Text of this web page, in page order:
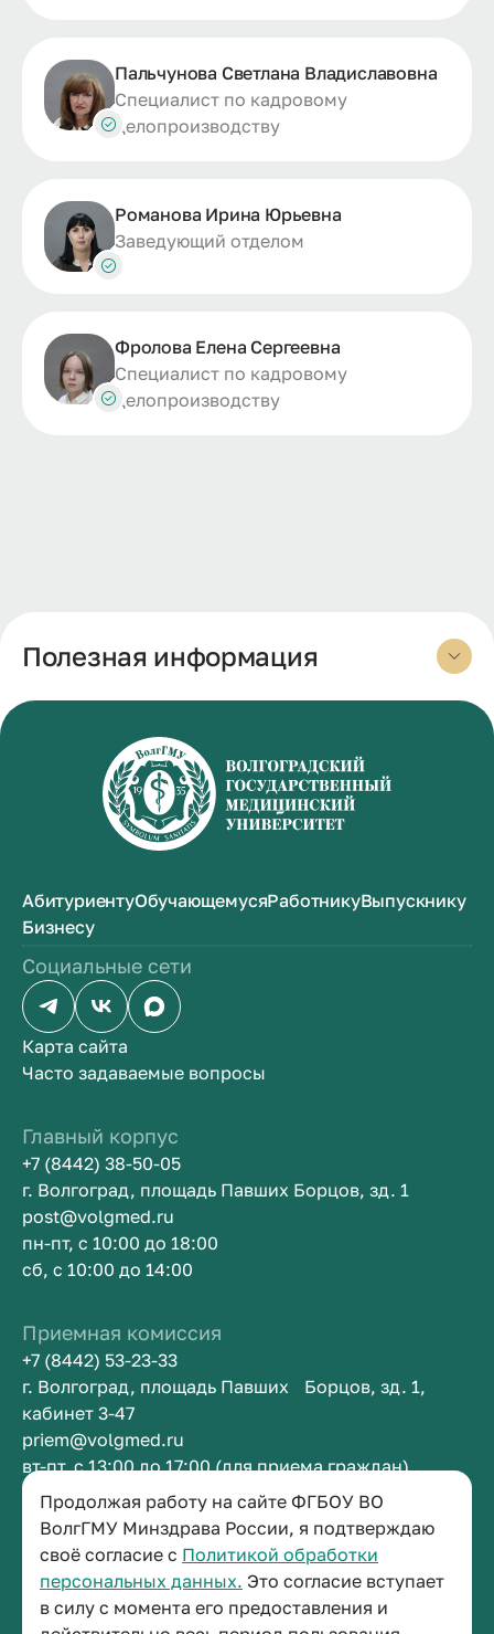
Продолжая работу на сайте ФГБОУ ВО
ВолгГМУ Минздрава России, я подтверждаю
своё согласие с Политикой обработки
персональных данных. Это согласие вступает
в силу с момента его предоставления и
Пальчунова Светлана Владиславовна
Специалист по кадровому
делопроизводству
Романова Ирина Юрьевна
Заведующий отделом
Фролова Елена Сергеевна
Специалист по кадровому
делопроизводству
Полезная информация
АбитуриентуОбучающемусяРаботникуВыпускнику
Бизнесу
Социальные сети
Карта сайта
Часто задаваемые вопросы
Главный корпус
+7 (8442) 38-50-05
г. Волгоград, площадь Павших Борцов, зд. 1
post@volgmed.ru
пн-пт, с 10:00 до 18:00
сб, с 10:00 до 14:00
Приемная комиссия
+7 (8442) 53-23-33
г. Волгоград, площадь Павших Борцов, зд. 1,
кабинет 3-47
priem@volgmed.ru
вт-пт, с 13:00 до 17:00 (для приема граждан)
Приемная ректора
+7 (8442) 38-50-05
г. Волгоград, площадь Павших Борцов, зд. 1,
кабинет 3-11